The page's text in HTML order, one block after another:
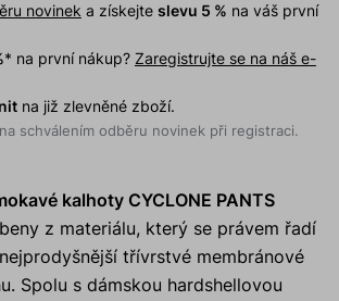
novinek a získejte slevu 5 % na váš první
* na první nákup? Zaregistrujte se na náš e-
na již zlevněné zboží.
schválením odběru novinek při registraci.
kalhoty CYCLONE PANTS
z materiálu, který se právem řadí
třívrstvé membránové
Spolu s dámskou hardshellovou